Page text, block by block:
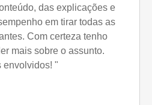
das explicações e
em tirar todas as
Com certeza tenho
mais sobre o assunto.
envolvidos! "